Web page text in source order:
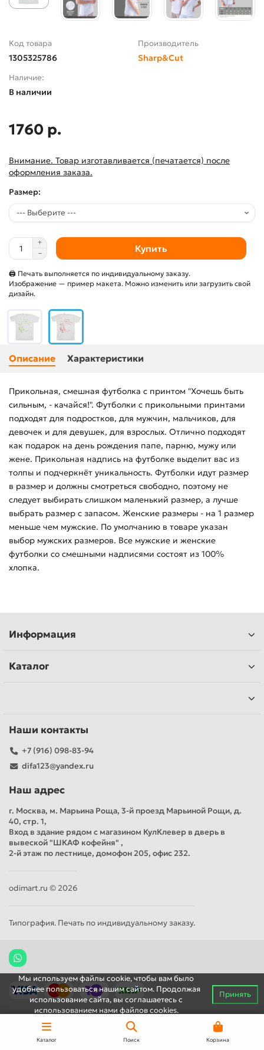
Код товара
1305325786
Производитель
Sharp&Cut
Наличие:
В наличии
1760 р.
Внимание. Товар изготавливается (печатается) после
оформления заказа.
Размер:
Купить
🖨 Печать выполняется по индивидуальному заказу.
Изображение — пример макета. Можно изменить или загрузить свой
дизайн.
Описание Характеристики
Прикольная, смешная футболка с принтом "Хочешь быть
сильным, - качайся!". Футболки с прикольными принтами
подходят для подростков, для мужчин, мальчиков, для
девочек и для девушек, для взрослых. Отлично подходят
как подарок на день рождения папе, парню, мужу или
жене. Прикольная надпись на футболке выделит вас из
толпы и подчеркнёт уникальность. Футболки идут размер
в размер и должны смотреться свободно, поэтому не
следует выбирать слишком маленький размер, а лучше
выбрать размер с запасом. Женские размеры - на 1 размер
меньше чем мужские. По умолчанию в товаре указан
выбор мужских размеров. Все мужские и женские
футболки со смешными надписями состоят из 100%
хлопка.
Информация
Каталог
Наши контакты
+7 (916) 098-83-94
difa123@yandex.ru
Наш адрес
г. Москва, м. Марьина Роща, 3-й проезд Марьиной Рощи, д.
40, стр. 1,
Вход в здание рядом с магазином КулКлевер в дверь в
вывеской "ШКАФ кофейня" ,
2-й этаж по лестнице, домофон 205, офис 232.
odimart.ru © 2026
Типография. Печать по индивидуальному заказу.
Мы используем файлы cookie, чтобы вам было
удобнее пользоваться нашим сайтом. Продолжая
использование сайта, вы соглашаетесь c
использованием нами файлов cookies.
Принять
Каталог Поиск Корзина